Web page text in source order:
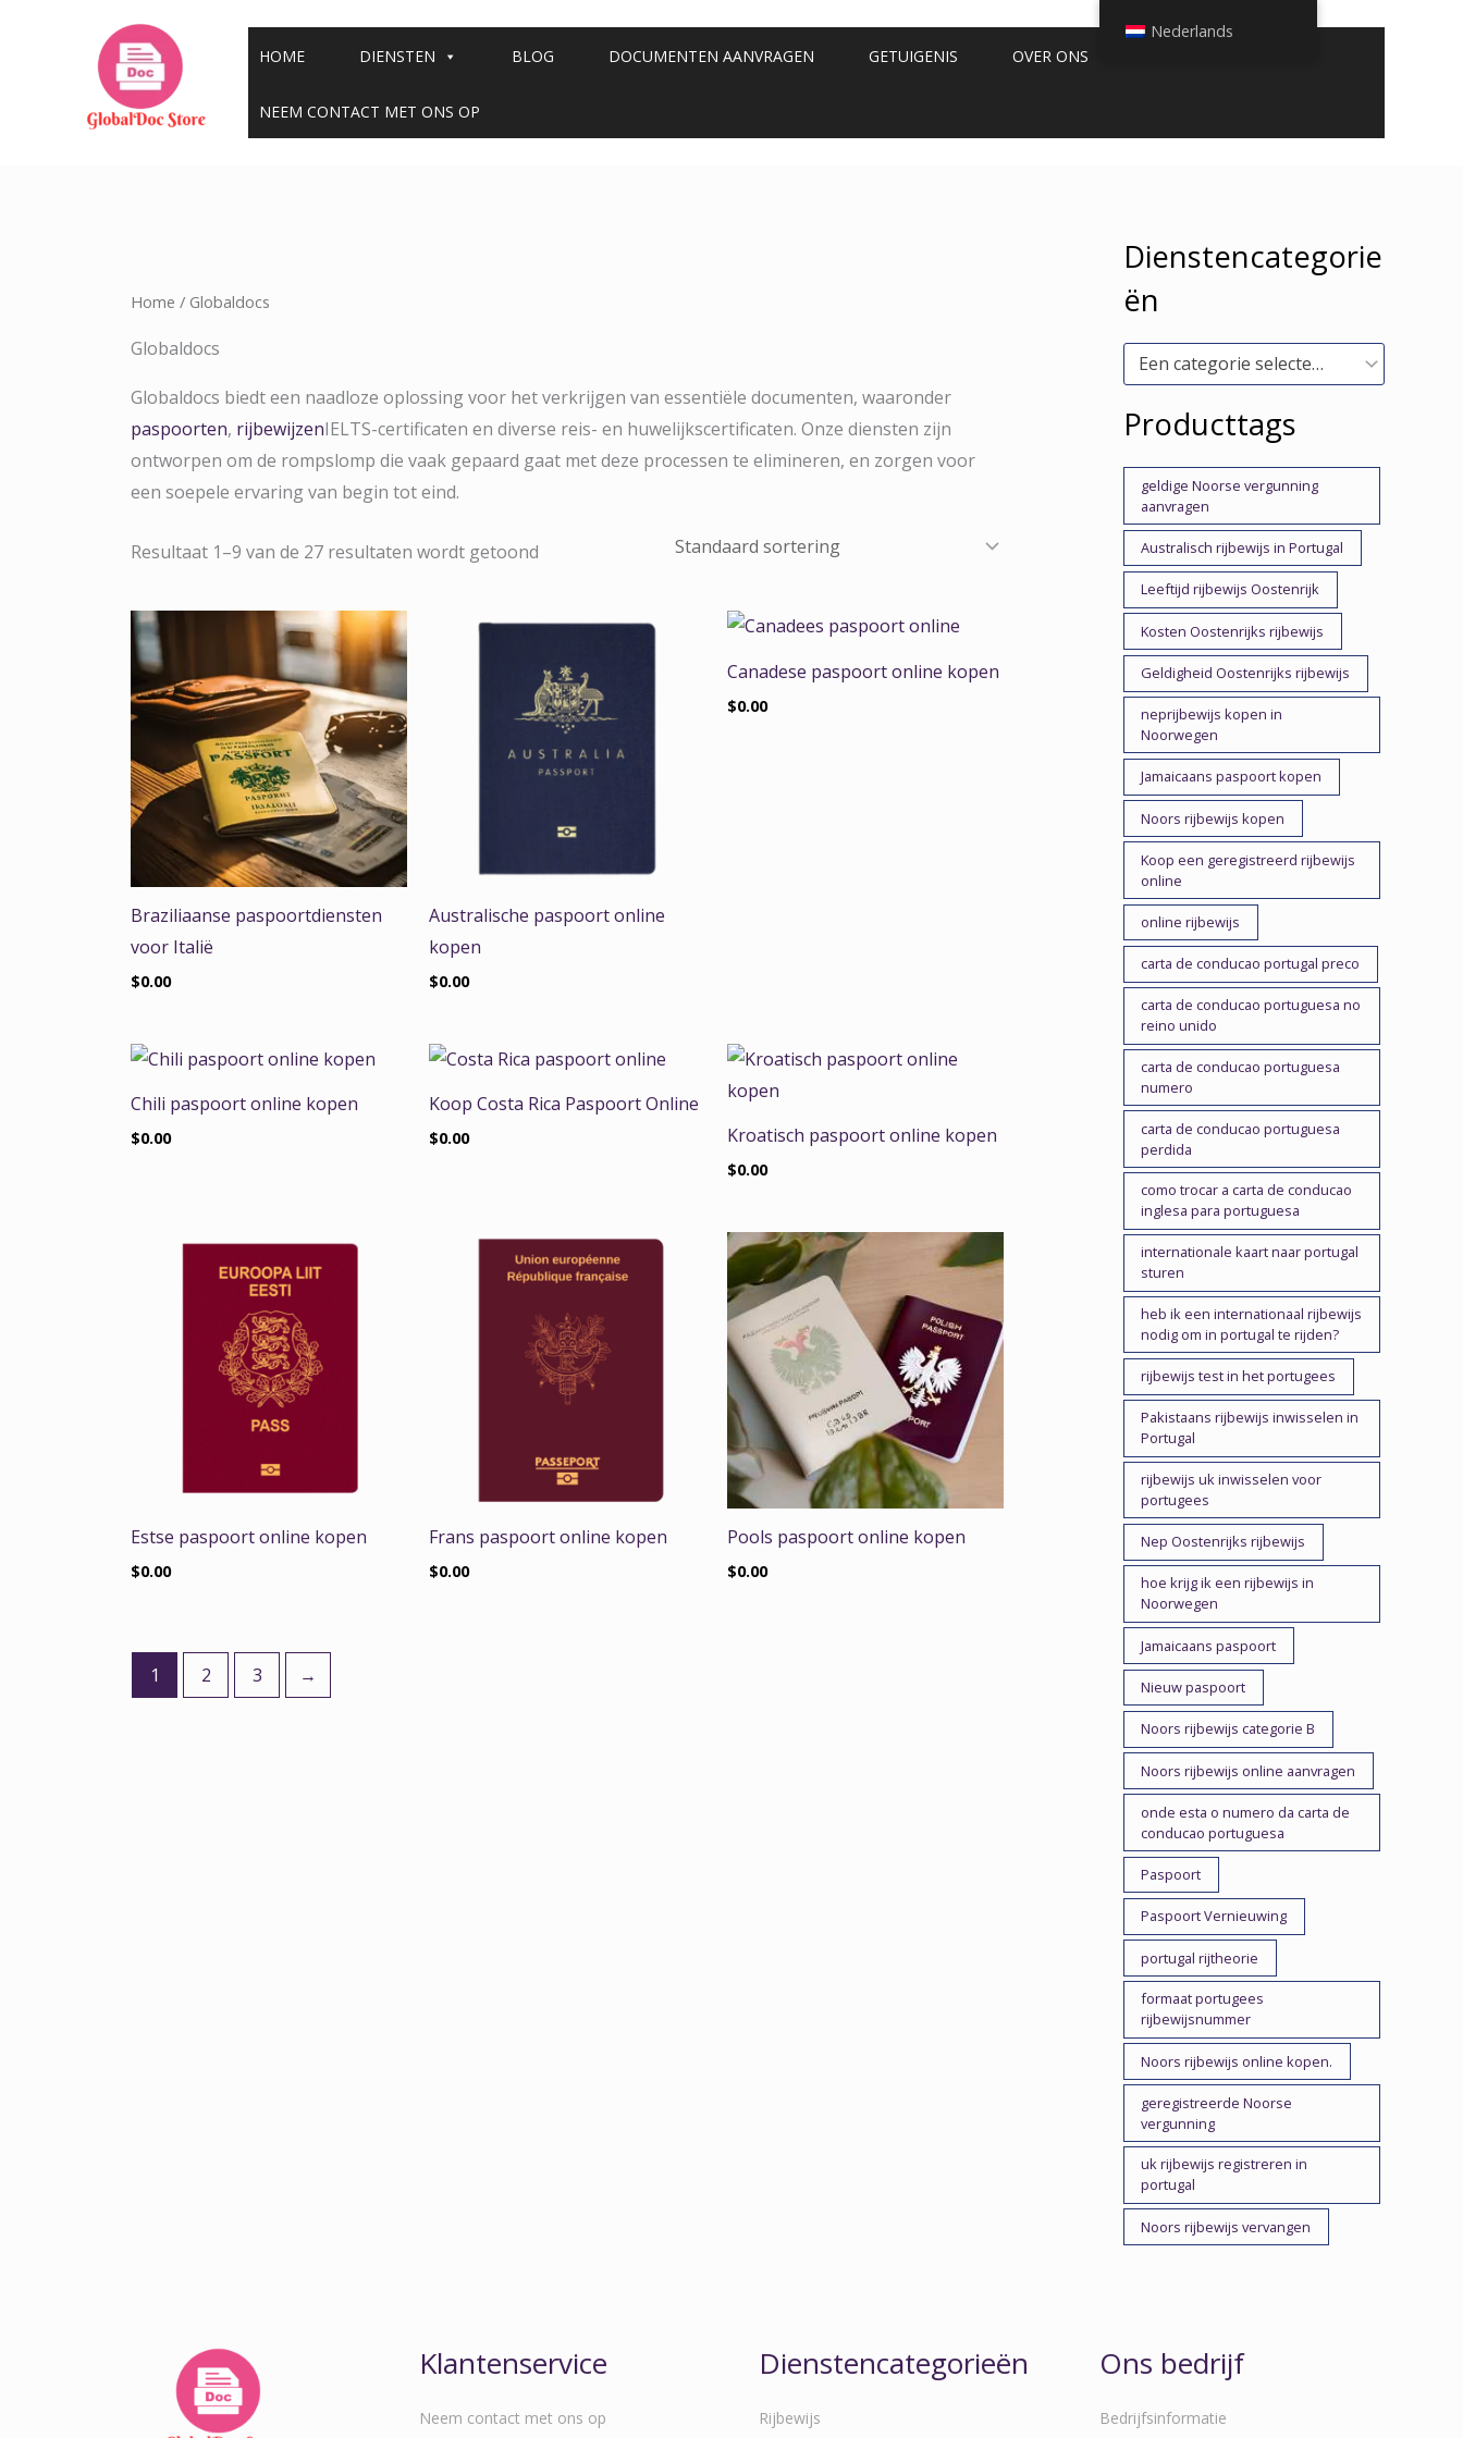
HOME DIENSTEN BLOG DOCUMENTEN AANVRAGEN GETUIGENIS OVER ONS
NEEM CONTACT MET ONS OP
Home / Globaldocs
Globaldocs
Globaldocs biedt een naadloze oplossing voor het verkrijgen van essentiële documenten, waaronder
paspoorten, rijbewijzenIELTS-certificaten en diverse reis- en huwelijkscertificaten. Onze diensten zijn
ontworpen om de rompslomp die vaak gepaard gaat met deze processen te elimineren, en zorgen voor
een soepele ervaring van begin tot eind.
Resultaat 1–9 van de 27 resultaten wordt getoond
Braziliaanse paspoortdiensten
voor Italië
$0.00
Australische paspoort online
kopen
$0.00
Canadese paspoort online kopen
$0.00
Chili paspoort online kopen
$0.00
Koop Costa Rica Paspoort Online
$0.00 Kroatisch paspoort online kopen
$0.00
Estse paspoort online kopen
$0.00
Frans paspoort online kopen
$0.00
Pools paspoort online kopen
$0.00
1 2 3 →
Dienstencategorie
ën
Een categorie selecteren
Producttags
geldige Noorse vergunning
aanvragen
Australisch rijbewijs in Portugal
Leeftijd rijbewijs Oostenrijk
Kosten Oostenrijks rijbewijs
Geldigheid Oostenrijks rijbewijs
neprijbewijs kopen in
Noorwegen
Jamaicaans paspoort kopen
Noors rijbewijs kopen
Koop een geregistreerd rijbewijs
online
online rijbewijs
carta de conducao portugal preco
carta de conducao portuguesa no
reino unido
carta de conducao portuguesa
numero
carta de conducao portuguesa
perdida
como trocar a carta de conducao
inglesa para portuguesa
internationale kaart naar portugal
sturen
heb ik een internationaal rijbewijs
nodig om in portugal te rijden?
rijbewijs test in het portugees
Pakistaans rijbewijs inwisselen in
Portugal
rijbewijs uk inwisselen voor
portugees
Nep Oostenrijks rijbewijs
hoe krijg ik een rijbewijs in
Noorwegen
Jamaicaans paspoort
Nieuw paspoort
Noors rijbewijs categorie B
Noors rijbewijs online aanvragen
onde esta o numero da carta de
conducao portuguesa
Paspoort
Paspoort Vernieuwing
portugal rijtheorie
formaat portugees
rijbewijsnummer
Noors rijbewijs online kopen.
geregistreerde Noorse
vergunning
uk rijbewijs registreren in
portugal
Noors rijbewijs vervangen
Klantenservice
Neem contact met ons op
Dienstencategorieën
Rijbewijs
Ons bedrijf
Bedrijfsinformatie
Nederlands